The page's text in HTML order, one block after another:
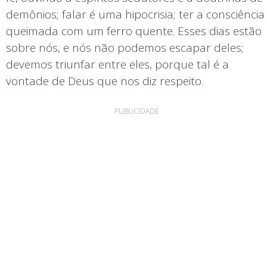
demônios; falar é uma hipocrisia; ter a consciência
queimada com um ferro quente. Esses dias estão
sobre nós, e nós não podemos escapar deles;
devemos triunfar entre eles, porque tal é a
vontade de Deus que nos diz respeito.
PUBLICIDADE